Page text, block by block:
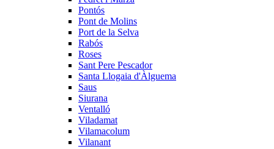
Pontós
Pont de Molins
Port de la Selva
Rabós
Roses
Sant Pere Pescador
Santa Llogaia d'Àlguema
Saus
Siurana
Ventalló
Viladamat
Vilamacolum
Vilanant